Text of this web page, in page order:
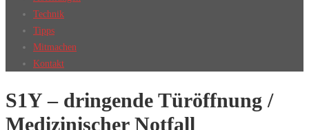
Technik
Tipps
Mitmachen
Kontakt
S1Y – dringende Türöffnung /
Medizinischer Notfall